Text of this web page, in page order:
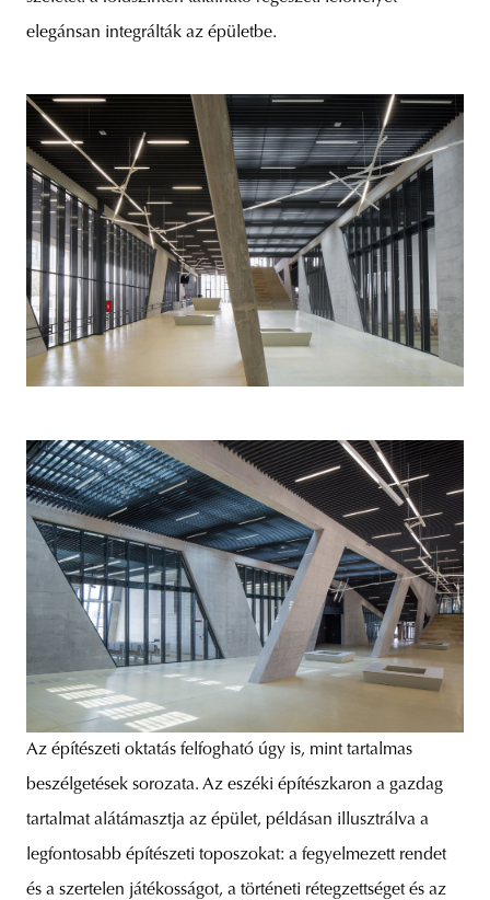
elegánsan integrálták az épületbe.
Az építészeti oktatás felfogható úgy is, mint tartalmas
beszélgetések sorozata. Az eszéki építészkaron a gazdag
tartalmat alátámasztja az épület, példásan illusztrálva a
legfontosabb építészeti toposzokat: a fegyelmezett rendet
és a szertelen játékosságot, a történeti rétegzettséget és az